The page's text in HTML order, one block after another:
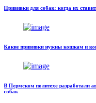
Прививки для собак: когда их
Какие прививки нужны кошкам и
В Пермском политехе разработали
собак